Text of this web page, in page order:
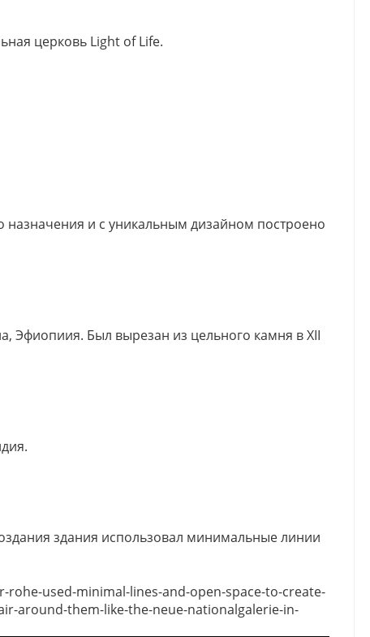
церковь Light of Life.
и с уникальным дизайном построено
Эфиопиия. Был вырезан из цельного камня в XII
здания использовал минимальные линии